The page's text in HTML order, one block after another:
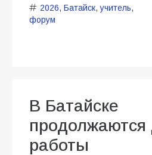
2026, Батайск,учитель,
форум
В Батайске
работы